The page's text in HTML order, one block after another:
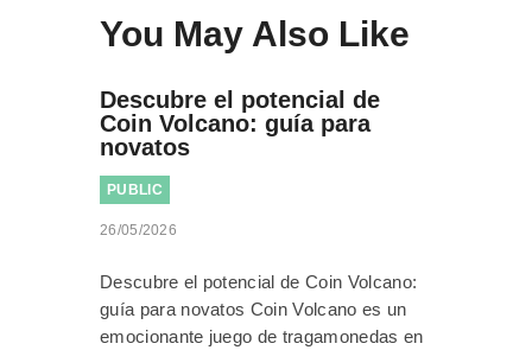
You May Also Like
Descubre el potencial de
Coin Volcano: guía para
novatos
PUBLIC
26/05/2026
Descubre el potencial de Coin Volcano:
guía para novatos Coin Volcano es un
emocionante juego de tragamonedas en